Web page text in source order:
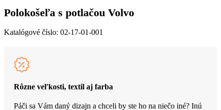
Polokošeľa s potlačou Volvo
Katalógové číslo: 02-17-01-001
Rôzne veľkosti, textil aj farba
Páči sa Vám daný dizajn a chceli by ste ho na niečo iné? Inú